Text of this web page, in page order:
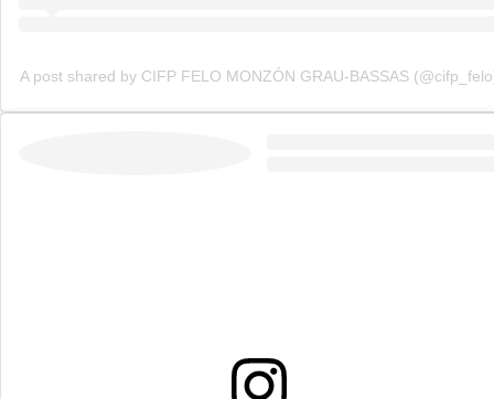
A post shared by CIFP FELO MONZÓN GRAU-BASSAS